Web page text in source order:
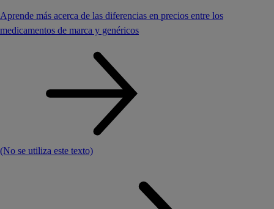
Aprende más acerca de las diferencias en precios entre los
medicamentos de marca y genéricos
(No se utiliza este texto)